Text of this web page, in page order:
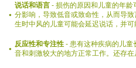
说话和语言 - 损伤的原因和儿童的年
分影响，导致低音或致命性，从而导
生时中风的儿童可能会延迟说话，并可
反应性和专注性 - 患有这种疾病的儿童
音和刺激较大的地方正常工作。还存